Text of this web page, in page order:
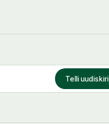
Telli uudiskiri